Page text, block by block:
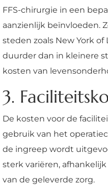
FFS-chirurgie in een
aanzienlijk beïnvloeden.
steden zoals New York of
duurder dan in kleinere
kosten van
3.
De kosten voor de
gebruik van het
de ingreep wordt
sterk variëren,
van de geleverde zorg.